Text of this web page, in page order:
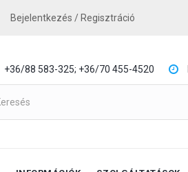
Bejelentkezés / Regisztráció
+36/88 583-325; +36/70 455-4520